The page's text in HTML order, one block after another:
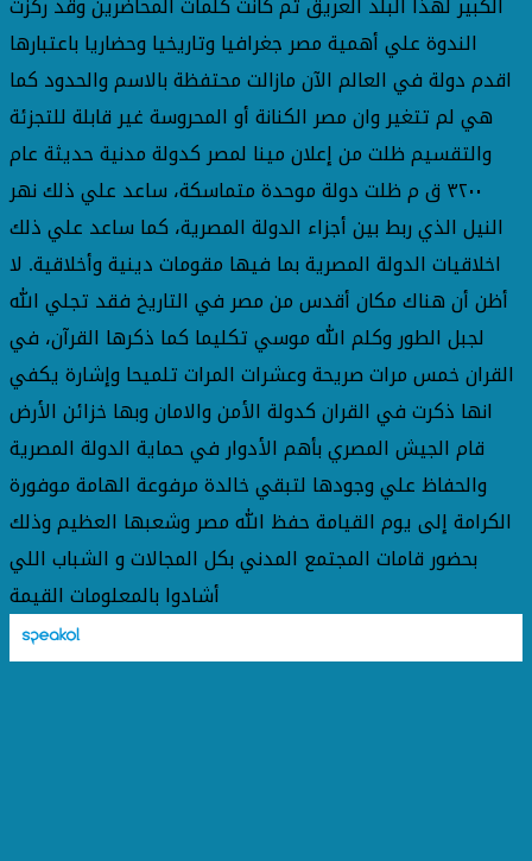
الندوة علي أهمية مصر جغرافيا وتاريخيا وحضاريا باعتبارها
اقدم دولة في العالم الآن مازالت محتفظة بالاسم والحدود كما
هي لم تتغير وان مصر الكنانة أو المحروسة غير قابلة للتجزئة
والتقسيم ظلت من إعلان مينا لمصر كدولة مدنية حديثة عام
٣٢٠٠ ق م ظلت دولة موحدة متماسكة، ساعد علي ذلك نهر
النيل الذي ربط بين أجزاء الدولة المصرية، كما ساعد علي ذلك
اخلاقيات الدولة المصرية بما فيها مقومات دينية وأخلاقية. لا
أظن أن هناك مكان أقدس من مصر في التاريخ فقد تجلي الله
لجبل الطور وكلم الله موسي تكليما كما ذكرها القرآن، في
القران خمس مرات صريحة وعشرات المرات تلميحا وإشارة يكفي
انها ذكرت في القران كدولة الأمن والامان وبها خزائن الأرض
قام الجيش المصري بأهم الأدوار في حماية الدولة المصرية
والحفاظ علي وجودها لتبقي خالدة مرفوعة الهامة موفورة
الكرامة إلى يوم القيامة حفظ الله مصر وشعبها العظيم وذلك
بحضور قامات المجتمع المدني بكل المجالات و الشباب اللي
أشادوا بالمعلومات القيمة